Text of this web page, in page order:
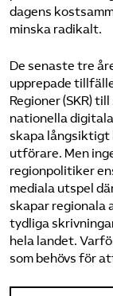
dagens
minska radikalt.
De senaste tre
upprepade
Regioner (SKR)
nationella
skapa långsiktigt
utförare. Men
regionpolitiker
mediala utspel
skapar regionala
tydliga
hela landet.
som behövs för